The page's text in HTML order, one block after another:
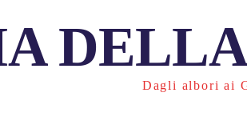
Dagli albori ai